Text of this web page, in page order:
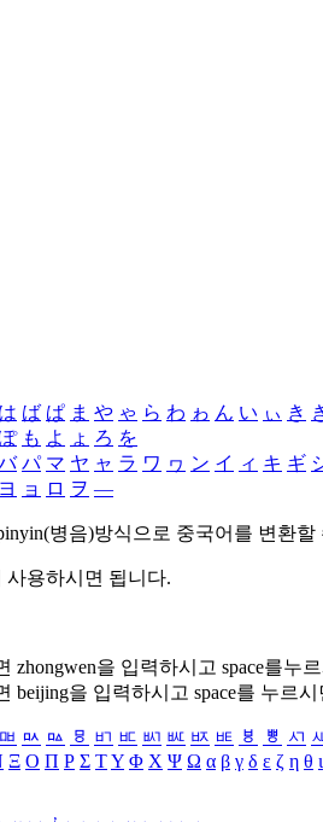
は ば ぱ ま や ゃ ら わ ゎ ん い ぃ き
も よ ょ ろ を
パ マ ヤ ャ ラ ワ ヮ ン イ ィ キ ギ
ヨ ョ ロ ヲ ―
병음)방식으로 중국어를 변환할
사용하시면 됩니다.
zhongwen을 입력하시고 space를누
beijing을 입력하시고 space를 누르
ㅮ ㅯ ㅰ ㅱ ㅲ ㅳ ㅴ ㅵ ㅶ ㅷ ㅸ ㅹ ㅺ
Ξ Ο Π Ρ Σ ΤΥ Φ Χ Ψ Ω α β γ δ ε ζ η θ ι